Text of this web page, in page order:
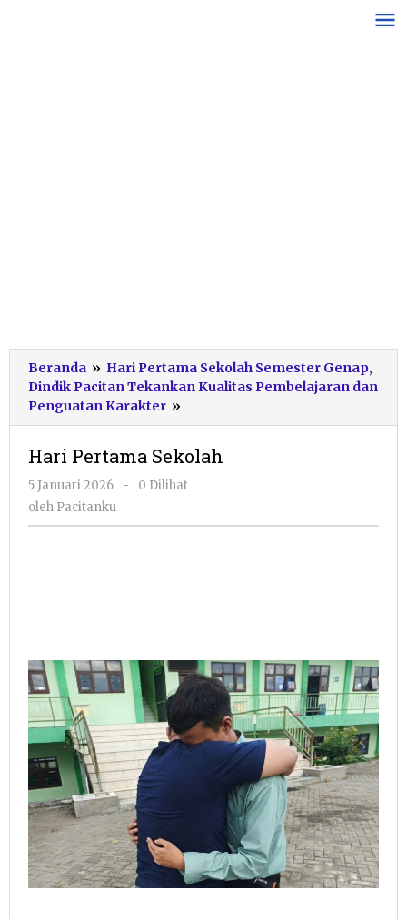
konten
Beranda » Hari Pertama Sekolah Semester Genap,
Dindik Pacitan Tekankan Kualitas Pembelajaran dan
Penguatan Karakter »
Pertama
Hari Pertama Sekolah
5 Januari 2026
oleh
-
0 Dilihat
oleh Pacitanku